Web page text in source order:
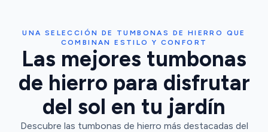
UNA SELECCIÓN DE TUMBONAS DE HIERRO QUE
COMBINAN ESTILO Y CONFORT
Las mejores tumbonas
de hierro para disfrutar
del sol en tu jardín
Descubre las tumbonas de hierro más destacadas del